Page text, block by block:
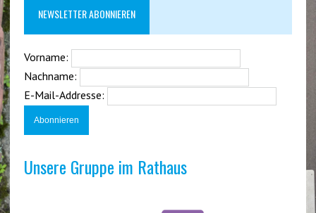
NEWSLETTER ABONNIEREN
Vorname:
Nachname:
E-Mail-Addresse:
Unsere Gruppe im Rathaus